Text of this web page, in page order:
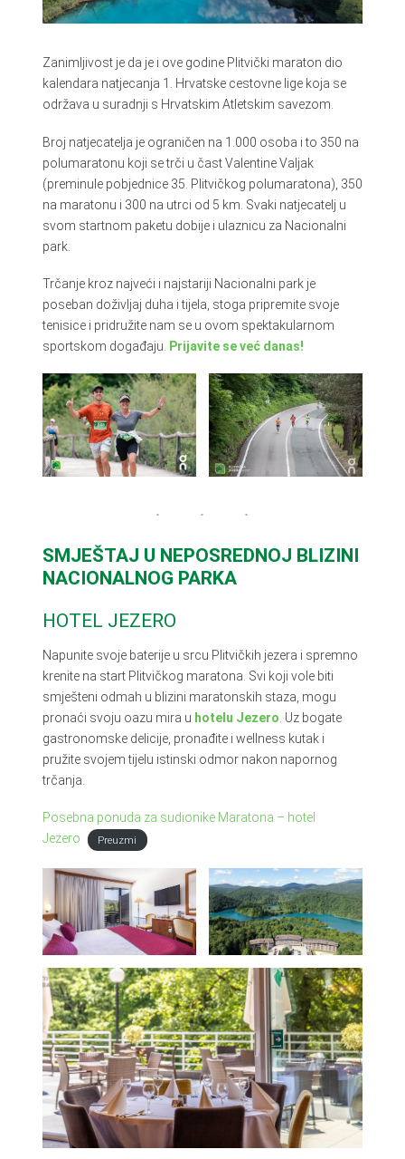
Zanimljivost je da je i ove godine Plitvički maraton dio
kalendara natjecanja 1. Hrvatske cestovne lige koja se
održava u suradnji s Hrvatskim Atletskim savezom.
Broj natjecatelja je ograničen na 1.000 osoba i to 350 na
polumaratonu koji se trči u čast Valentine Valjak
(preminule pobjednice 35. Plitvičkog polumaratona), 350
na maratonu i 300 na utrci od 5 km. Svaki natjecatelj u
svom startnom paketu dobije i ulaznicu za Nacionalni
park.
Trčanje kroz najveći i najstariji Nacionalni park je
poseban doživljaj duha i tijela, stoga pripremite svoje
tenisice i pridružite nam se u ovom spektakularnom
sportskom događaju.
Prijavite se već danas!
SMJEŠTAJ U NEPOSREDNOJ BLIZINI
NACIONALNOG PARKA
HOTEL JEZERO
Napunite svoje baterije u srcu Plitvičkih jezera i spremno
krenite na start Plitvičkog maratona. Svi koji vole biti
smješteni odmah u blizini maratonskih staza, mogu
pronaći svoju oazu mira u hotelu Jezero . Uz bogate
gastronomske delicije, pronađite i wellness kutak i
pružite svojem tijelu istinski odmor nakon napornog
trčanja.
Posebna ponuda za sudionike Maratona – hotel
Jezero
Preuzmi